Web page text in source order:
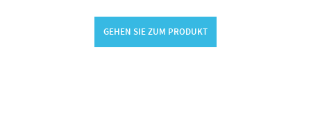
GEHEN SIE ZUM PRODUKT